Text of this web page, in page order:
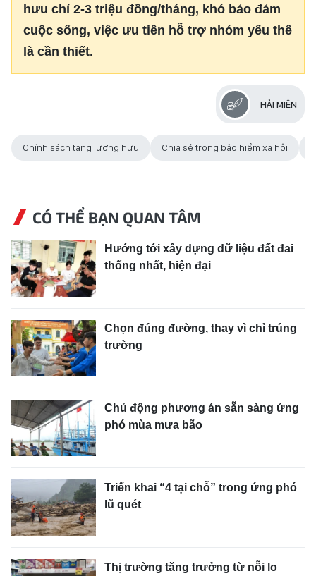
hưu chỉ 2-3 triệu đồng/tháng, khó bảo đảm
cuộc sống, việc ưu tiên hỗ trợ nhóm yếu thế
là cần thiết.
HẢI MIÊN
Chính sách tăng lương hưu Chia sẻ trong bảo hiểm xã hội
CÓ THỂ BẠN QUAN TÂM
Hướng tới xây dựng dữ liệu đất đai
thống nhất, hiện đại
Chọn đúng đường, thay vì chỉ trúng
trường
Chủ động phương án sẵn sàng ứng
phó mùa mưa bão
Triển khai “4 tại chỗ” trong ứng phó
lũ quét
Thị trường tăng trưởng từ nỗi lo